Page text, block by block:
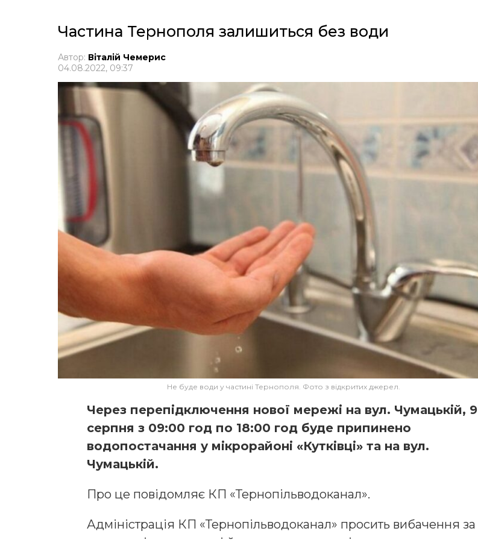
Частина Тернополя залишиться без води
Автор: Віталій Чемерис
04.08.2022, 09:37
Не буде води у частині Тернополя. Фото з відкритих джерел.
Через перепідключення нової мережі на вул. Чумацькій, 9
серпня з 09:00 год по 18:00 год буде припинено
водопостачання у мікрорайоні «Кутківці» та на вул.
Чумацькій.
Про це повідомляє КП «Тернопільводоканал».
Адміністрація КП «Тернопільводоканал» просить вибачення за